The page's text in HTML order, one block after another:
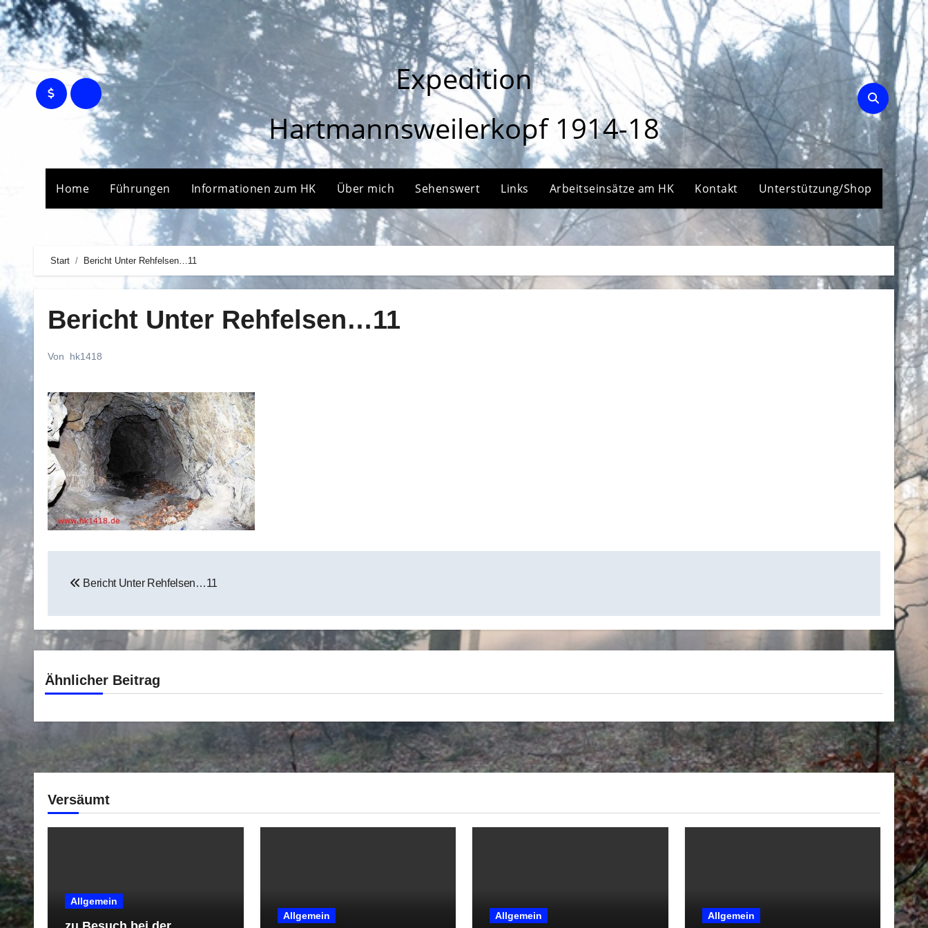
Zum
Inhalt
springen
Expedition
Hartmannsweilerkopf 1914-18
Home Führungen Informationen zum HK Über mich Sehenswert Links Arbeitseinsätze am HK Kontakt Unterstützung/Shop
Start Bericht Unter Rehfelsen…11
Bericht Unter Rehfelsen…11
Von hk1418
Bericht Unter Rehfelsen…11
Ähnlicher Beitrag
Versäumt
Allgemein
Allgemein Allgemein Allgemein